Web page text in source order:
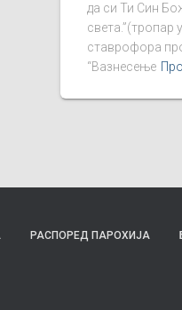
да си Ти Син
света.”(тропар
ставрофора
“Вазнесење
РАСПОРЕД ПАРОХИЈА